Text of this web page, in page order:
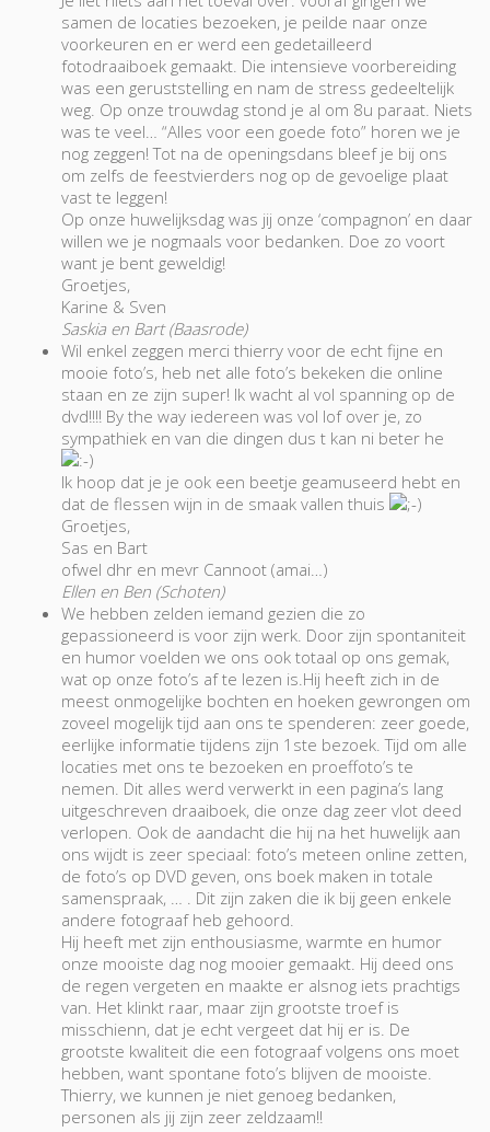
samen de locaties bezoeken, je peilde naar onze
voorkeuren en er werd een gedetailleerd
fotodraaiboek gemaakt. Die intensieve voorbereiding
was een geruststelling en nam de stress gedeeltelijk
weg. Op onze trouwdag stond je al om 8u paraat. Niets
was te veel… “Alles voor een goede foto” horen we je
nog zeggen! Tot na de openingsdans bleef je bij ons
om zelfs de feestvierders nog op de gevoelige plaat
vast te leggen!
Op onze huwelijksdag was jij onze ‘compagnon’ en daar
willen we je nogmaals voor bedanken. Doe zo voort
want je bent geweldig!
Groetjes,
Karine & Sven
Saskia en Bart (Baasrode)
Wil enkel zeggen merci thierry voor de echt fijne en
mooie foto’s, heb net alle foto’s bekeken die online
staan en ze zijn super! Ik wacht al vol spanning op de
dvd!!!! By the way iedereen was vol lof over je, zo
sympathiek en van die dingen dus t kan ni beter he
Ik hoop dat je je ook een beetje geamuseerd hebt en
dat de flessen wijn in de smaak vallen thuis
Groetjes,
Sas en Bart
ofwel dhr en mevr Cannoot (amai…)
Ellen en Ben (Schoten)
We hebben zelden iemand gezien die zo
gepassioneerd is voor zijn werk. Door zijn spontaniteit
en humor voelden we ons ook totaal op ons gemak,
wat op onze foto’s af te lezen is.Hij heeft zich in de
meest onmogelijke bochten en hoeken gewrongen om
zoveel mogelijk tijd aan ons te spenderen: zeer goede,
eerlijke informatie tijdens zijn 1ste bezoek. Tijd om alle
locaties met ons te bezoeken en proeffoto’s te
nemen. Dit alles werd verwerkt in een pagina’s lang
uitgeschreven draaiboek, die onze dag zeer vlot deed
verlopen. Ook de aandacht die hij na het huwelijk aan
ons wijdt is zeer speciaal: foto’s meteen online zetten,
de foto’s op DVD geven, ons boek maken in totale
samenspraak, … . Dit zijn zaken die ik bij geen enkele
andere fotograaf heb gehoord.
Hij heeft met zijn enthousiasme, warmte en humor
onze mooiste dag nog mooier gemaakt. Hij deed ons
de regen vergeten en maakte er alsnog iets prachtigs
van. Het klinkt raar, maar zijn grootste troef is
misschienn, dat je echt vergeet dat hij er is. De
grootste kwaliteit die een fotograaf volgens ons moet
hebben, want spontane foto’s blijven de mooiste.
Thierry, we kunnen je niet genoeg bedanken,
personen als jij zijn zeer zeldzaam!!